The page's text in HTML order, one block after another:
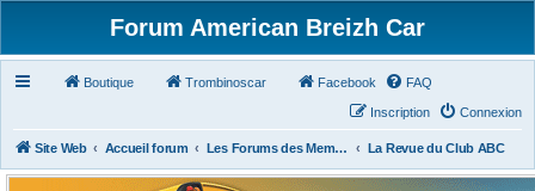
Forum American Breizh Car
Boutique Trombinoscar Facebook FAQ
Connexion
Inscription
Site Web Accueil forum Les Forums des Membres du Club La Revue du Club ABC